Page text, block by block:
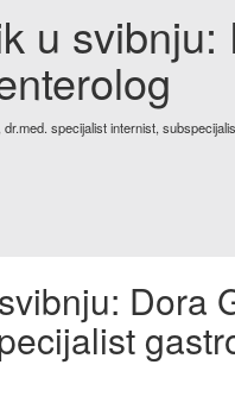
u
specijalist internist,
Dora